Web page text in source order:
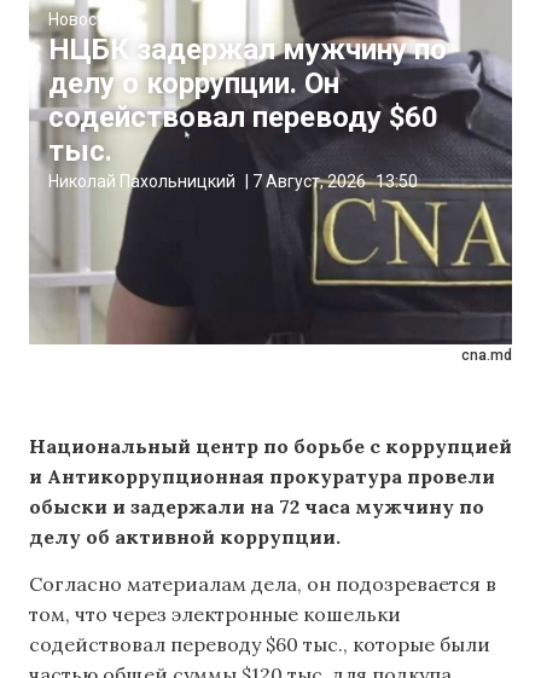
cna.md
Новости
НЦБК задержал мужчину по
делу о коррупции. Он
содействовал переводу $60
тыс.
Николай Пахольницкий 7 Август, 2026 13:50
Национальный центр по борьбе с коррупцией
и Антикоррупционная прокуратура провели
обыски и задержали на 72 часа мужчину по
делу об активной коррупции.
Согласно материалам дела, он подозревается в
том, что через электронные кошельки
содействовал переводу $60 тыс., которые были